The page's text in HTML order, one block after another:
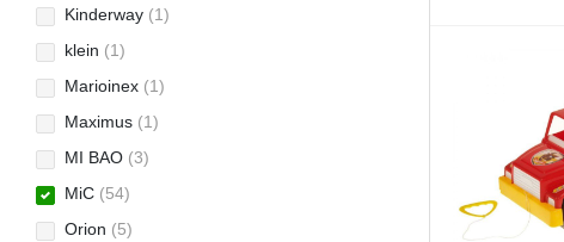
Kinderway (1)
klein (1)
Marioinex (1)
Maximus (1)
MI BAO (3)
MiC (54)
Orion (5)